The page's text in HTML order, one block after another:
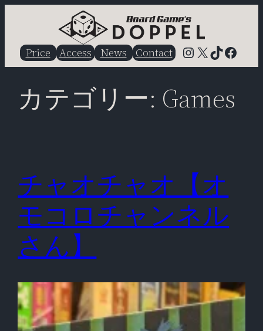
Price Access News Contact Instagram
X TikTok
カテゴリー: Games
チャオチャオ【オ
モコロチャンネル
さん】